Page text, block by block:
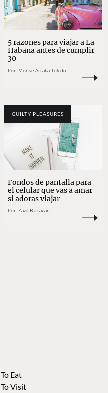
5 razones para viajar a La
Habana antes de cumplir
30
Por: Monse Arratia Toledo
GUILTY PLEASURES
Fondos de pantalla para
el celular que vas a amar
si adoras viajar
Por: Zazil Barragán
To Eat
To Visit